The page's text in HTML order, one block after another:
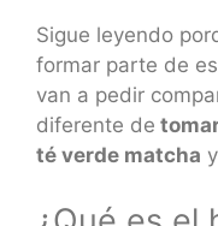
Sigue leyendo
formar parte de
van a pedir
diferente de
té verde matcha